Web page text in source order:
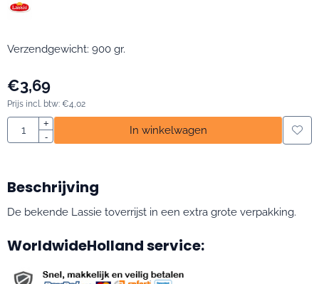
Verzendgewicht: 900 gr.
€3,69
Prijs incl. btw: €4,02
Aantal
+
-
In winkelwagen
Beschrijving
De bekende Lassie toverrijst in een extra grote verpakking.
WorldwideHolland service: